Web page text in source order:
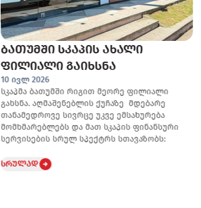
ბათუმში სკაპის ახალი
ფილიალი გაიხსნა
10 ივლ 2026
სკაპმა ბათუმში რიგით მეორე ფილიალი
გახსნა. აღმაშენებლის ქუჩაზე მდებარე
თანამედროვე სივრცე უკვე ემსახურება
მომხმარებლებს და მათ სკაპის ფინანსური
სერვისების სრულ სპექტრს სთავაზობს:
სრულად